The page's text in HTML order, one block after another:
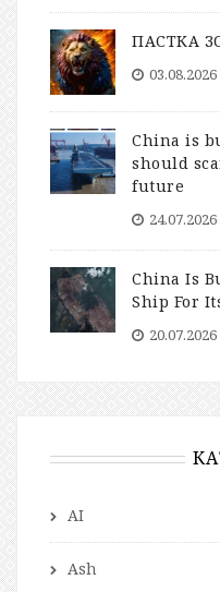
ПАСТКА
03.08.2026
China is
should
future
24.07.2026
China Is
Ship For
20.07.2026
AI
Ash